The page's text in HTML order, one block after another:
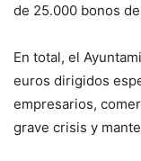
de 25.000 bonos
En total, el
euros dirigidos
empresarios,
grave crisis y